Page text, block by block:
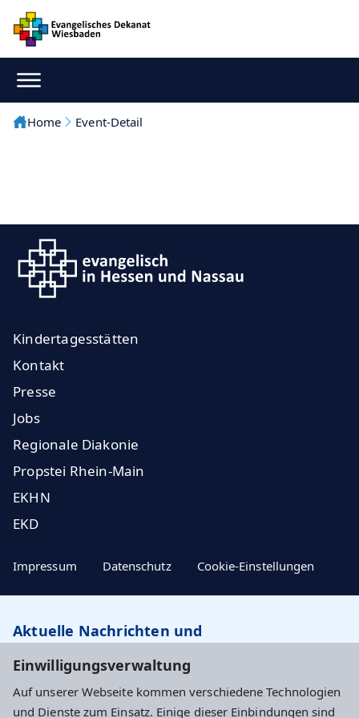
Einwilligungsverwaltung
Auf unserer Webseite kommen verschiedene Technologien
und Dienste zum Einsatz. Einige dieser Einbindungen sind
Home Event-Detail
Kindertagesstätten
Kontakt
Presse
Jobs
Regionale Diakonie
Propstei Rhein-Main
EKHN
EKD
Impressum Datenschutz Cookie-Einstellungen
Aktuelle Nachrichten und
Newsletter abonnieren